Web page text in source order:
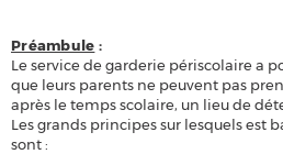
Préambule :
Le service de garderie périscolaire a
que leurs parents ne peuvent pas
après le temps scolaire, un lieu de
Les grands principes sur lesquels est
sont :